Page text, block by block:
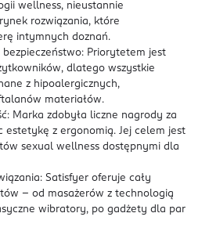
wellness, nieustannie
rozwiązania, które
intymnych doznań.
bezpieczeństwo: Priorytetem jest
dlatego wszystkie
z hipoalergicznych,
materiałów.
Marka zdobyła liczne nagrody za
estetykę z ergonomią. Jej celem jest
sexual wellness dostępnymi dla
Satisfyer oferuje cały
– od masażerów z technologią
wibratory, po gadżety dla par